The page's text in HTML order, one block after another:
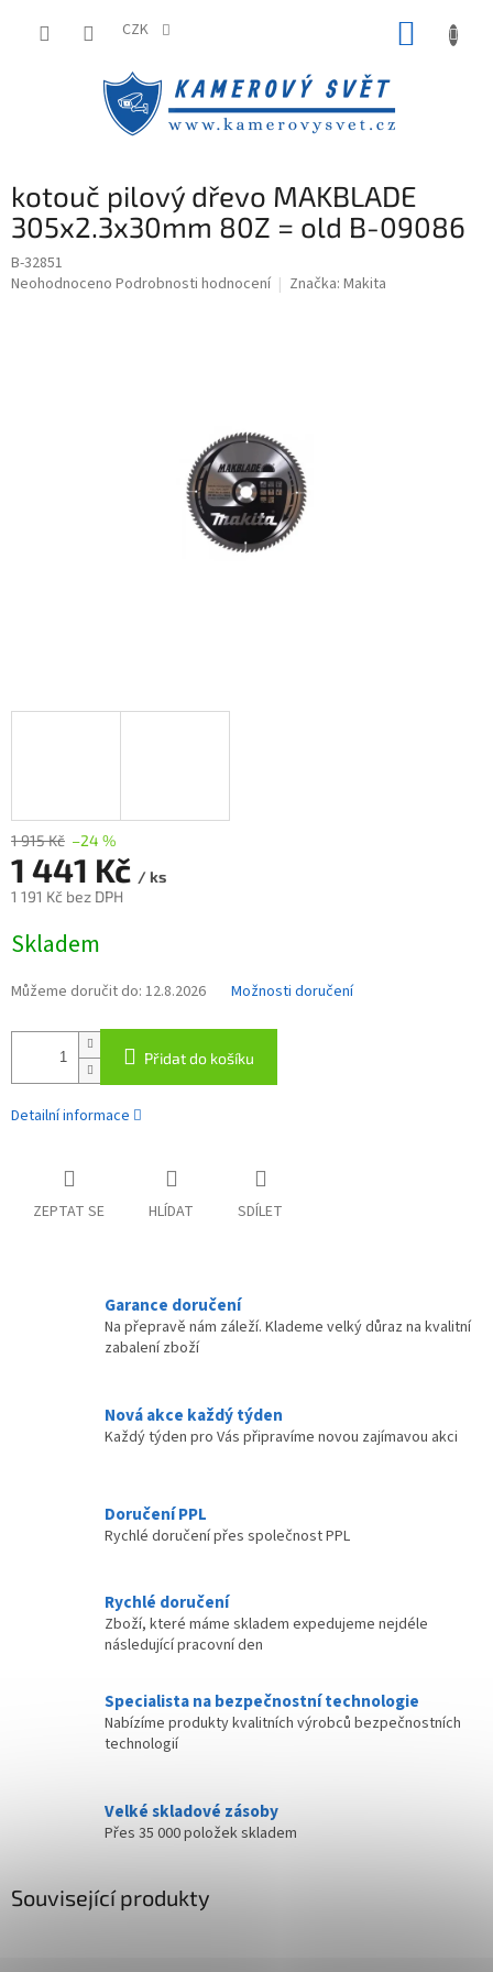
CZK
kotouč pilový dřevo MAKBLADE
305x2.3x30mm 80Z = old B-09086
B-32851
Průměrné
Neohodnoceno Podrobnosti hodnocení Značka: Makita
1 915 Kč –24 %
1 441 Kč / ks
1 191 Kč bez DPH
cena:
Skladem
Můžeme doručit do: 12.8.2026 Možnosti doručení
Přidat do košíku
Detailní informace
ZEPTAT SE HLÍDAT SDÍLET
Garance doručení
Na přepravě nám záleží. Klademe velký důraz na kvalitní
zabalení zboží
Nová akce každý týden
Každý týden pro Vás připravíme novou zajímavou akci
Doručení PPL
Rychlé doručení přes společnost PPL
Rychlé doručení
Zboží, které máme skladem expedujeme nejdéle
následující pracovní den
Specialista na bezpečnostní technologie
Nabízíme produkty kvalitních výrobců bezpečnostních
technologií
Velké skladové zásoby
Přes 35 000 položek skladem
Související produkty